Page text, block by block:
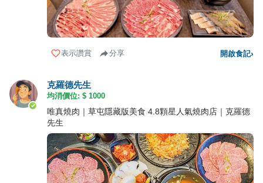
表示讚賞 分享 開啟食記›
克羅德先生
均消價位: $ 1000
唯真燒肉｜草屯隱藏版美食 4.8顆星人氣燒肉店｜克羅德
先生